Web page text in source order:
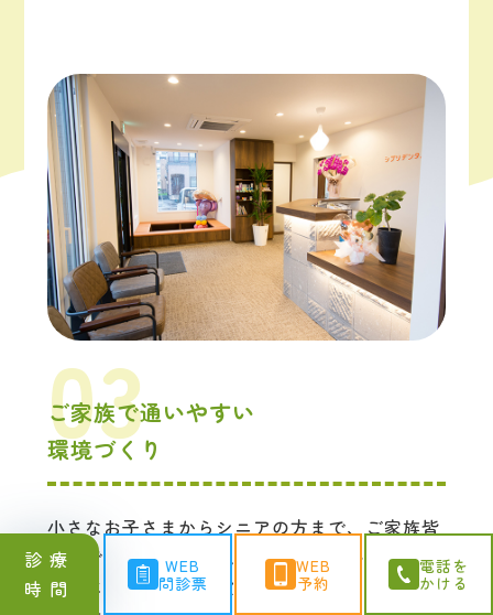
ご家族で通いやすい
環境づくり
小さなお子さまからシニアの方まで、ご家族皆
さまで通いやすい環境づくりをしています。
入口にはスロープを設置し、バリアフリーの院
WEB
問診票
WEB
予約
電話を
かける
診療
時間